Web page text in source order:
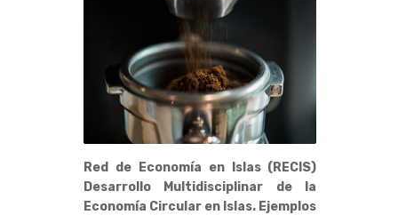
Red de Economía en Islas (RECIS)
Desarrollo Multidisciplinar de la
Economía Circular en Islas. Ejemplos